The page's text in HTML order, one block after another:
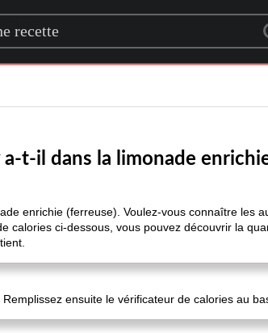
t-il dans la limonade
enrichie (ferreuse). Voulez-vous connaître les
calories ci-dessous, vous pouvez découvrir la
ensuite le vérificateur de calories au